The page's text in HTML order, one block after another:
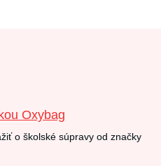
Oxybag
o školské súpravy od značky